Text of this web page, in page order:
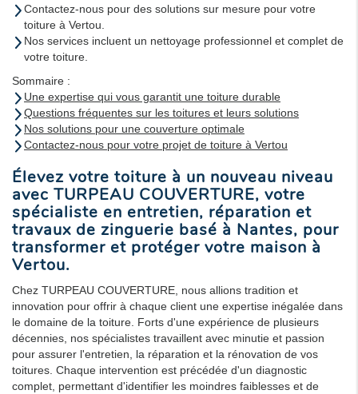
Contactez-nous pour des solutions sur mesure pour votre
toiture à Vertou.
Nos services incluent un nettoyage professionnel et complet de
votre toiture.
Sommaire :
Une expertise qui vous garantit une toiture durable
Questions fréquentes sur les toitures et leurs solutions
Nos solutions pour une couverture optimale
Contactez-nous pour votre projet de toiture à Vertou
Élevez votre toiture à un nouveau niveau
avec TURPEAU COUVERTURE, votre
spécialiste en entretien, réparation et
travaux de zinguerie basé à Nantes, pour
transformer et protéger votre maison à
Vertou.
Chez TURPEAU COUVERTURE, nous allions tradition et
innovation pour offrir à chaque client une expertise inégalée dans
le domaine de la toiture. Forts d'une expérience de plusieurs
décennies, nos spécialistes travaillent avec minutie et passion
pour assurer l'entretien, la réparation et la rénovation de vos
toitures. Chaque intervention est précédée d'un diagnostic
complet, permettant d'identifier les moindres faiblesses et de